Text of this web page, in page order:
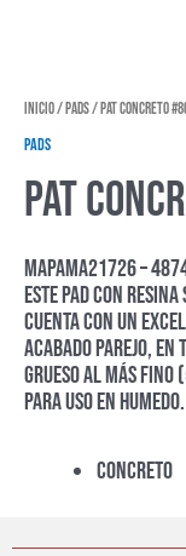
Inicio/ Pads/ Pat concreto
Pads
Pat
MAPAMA21726 –
Este pad con
cuenta con un
acabado parejo, en
grueso al más fino
para uso en humedo.
CONCRETO